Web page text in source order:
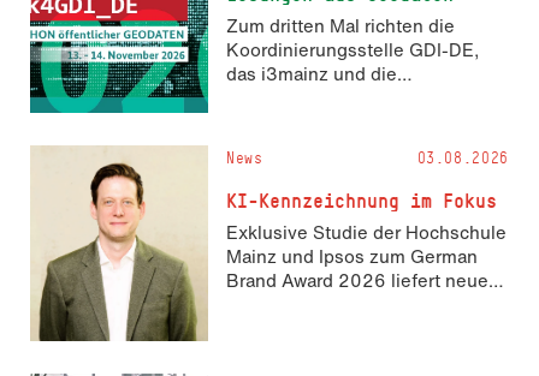
Zum dritten Mal richten die
Koordinierungsstelle GDI-DE,
das i3mainz und die
und 14. November 2026 den
Hackathon hack4GDI_DE an der
Hochschule Mainz aus. Die
Anmeldung ist geöffnet und bis
zum 2. Oktober 2026 möglich.
News 03.08.2026
KI-Kennzeichnung im Fokus
Exklusive Studie der Hochschule
Mainz und Ipsos zum German
Brand Award 2026 liefert neue